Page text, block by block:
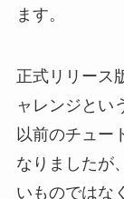
ます。
正式リリース
ャレンジとい
以前のチュー
なりましたが
いものではな